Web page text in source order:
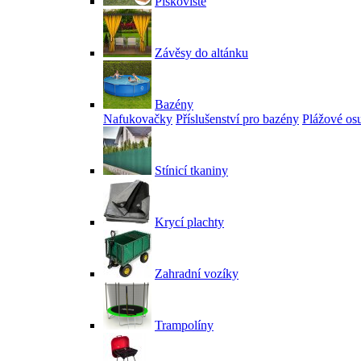
Závěsy do altánku
Bazény
Nafukovačky Příslušenství pro bazény Plážové
Stínicí tkaniny
Krycí plachty
Zahradní vozíky
Trampolíny